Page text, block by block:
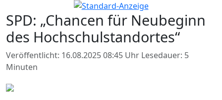
SPD: „Chancen für Neubeginn
des Hochschulstandortes“
Veröffentlicht: 16.08.2025 08:45 Uhr Lesedauer: 5
Minuten